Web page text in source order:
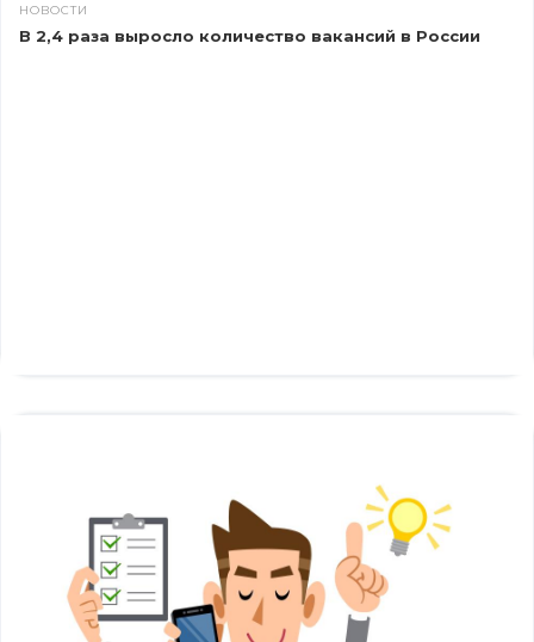
НОВОСТИ
В 2,4 раза выросло количество вакансий в России